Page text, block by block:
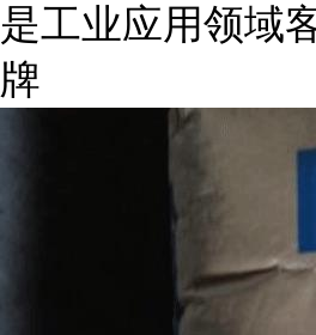
是工业应用领域
牌